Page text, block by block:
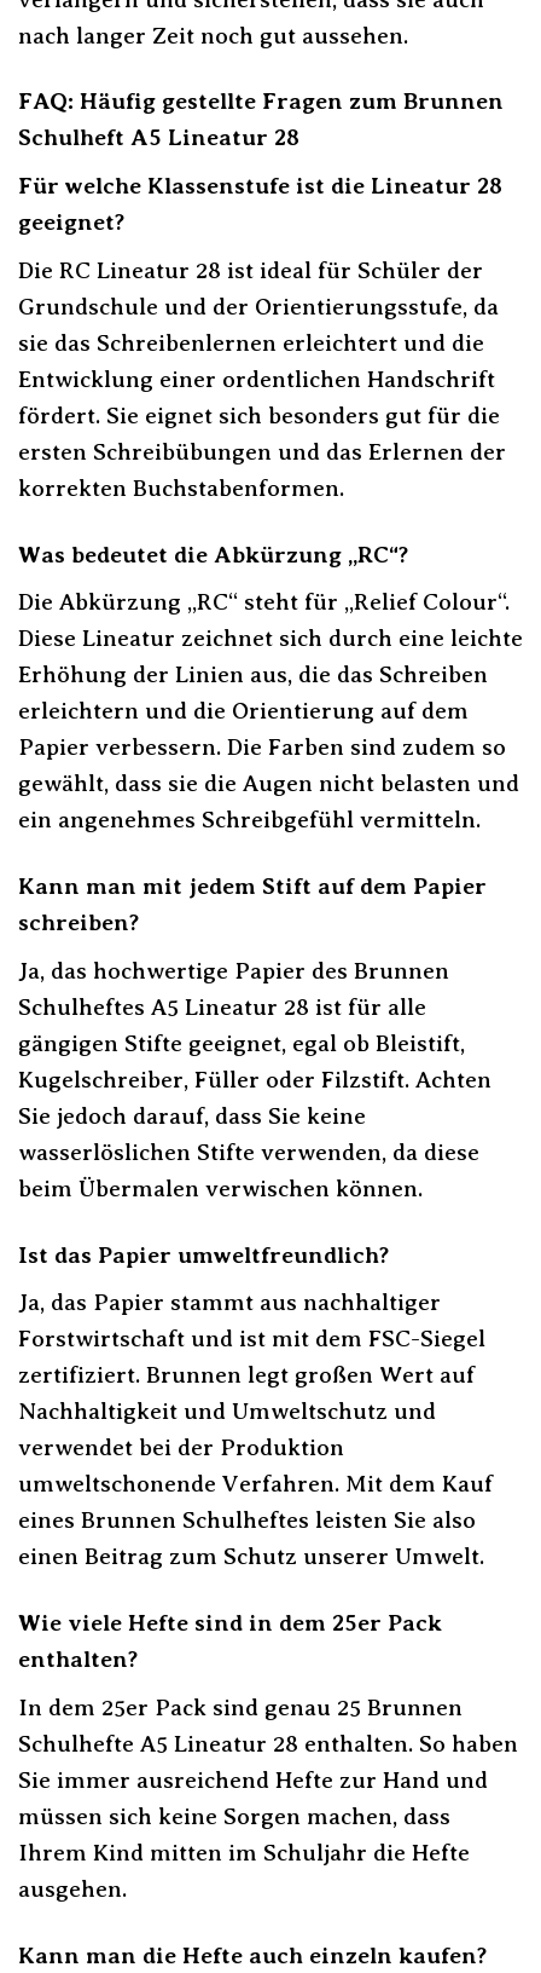
nach langer Zeit noch gut aussehen.
FAQ: Häufig gestellte Fragen zum Brunnen
Schulheft A5 Lineatur 28
Für welche Klassenstufe ist die Lineatur 28
geeignet?
Die RC Lineatur 28 ist ideal für Schüler der
Grundschule und der Orientierungsstufe, da
sie das Schreibenlernen erleichtert und die
Entwicklung einer ordentlichen Handschrift
fördert. Sie eignet sich besonders gut für die
ersten Schreibübungen und das Erlernen der
korrekten Buchstabenformen.
Was bedeutet die Abkürzung „RC“?
Die Abkürzung „RC“ steht für „Relief Colour“.
Diese Lineatur zeichnet sich durch eine leichte
Erhöhung der Linien aus, die das Schreiben
erleichtern und die Orientierung auf dem
Papier verbessern. Die Farben sind zudem so
gewählt, dass sie die Augen nicht belasten und
ein angenehmes Schreibgefühl vermitteln.
Kann man mit jedem Stift auf dem Papier
schreiben?
Ja, das hochwertige Papier des Brunnen
Schulheftes A5 Lineatur 28 ist für alle
gängigen Stifte geeignet, egal ob Bleistift,
Kugelschreiber, Füller oder Filzstift. Achten
Sie jedoch darauf, dass Sie keine
wasserlöslichen Stifte verwenden, da diese
beim Übermalen verwischen können.
Ist das Papier umweltfreundlich?
Ja, das Papier stammt aus nachhaltiger
Forstwirtschaft und ist mit dem FSC-Siegel
zertifiziert. Brunnen legt großen Wert auf
Nachhaltigkeit und Umweltschutz und
verwendet bei der Produktion
umweltschonende Verfahren. Mit dem Kauf
eines Brunnen Schulheftes leisten Sie also
einen Beitrag zum Schutz unserer Umwelt.
Wie viele Hefte sind in dem 25er Pack
enthalten?
In dem 25er Pack sind genau 25 Brunnen
Schulhefte A5 Lineatur 28 enthalten. So haben
Sie immer ausreichend Hefte zur Hand und
müssen sich keine Sorgen machen, dass
Ihrem Kind mitten im Schuljahr die Hefte
ausgehen.
Kann man die Hefte auch einzeln kaufen?